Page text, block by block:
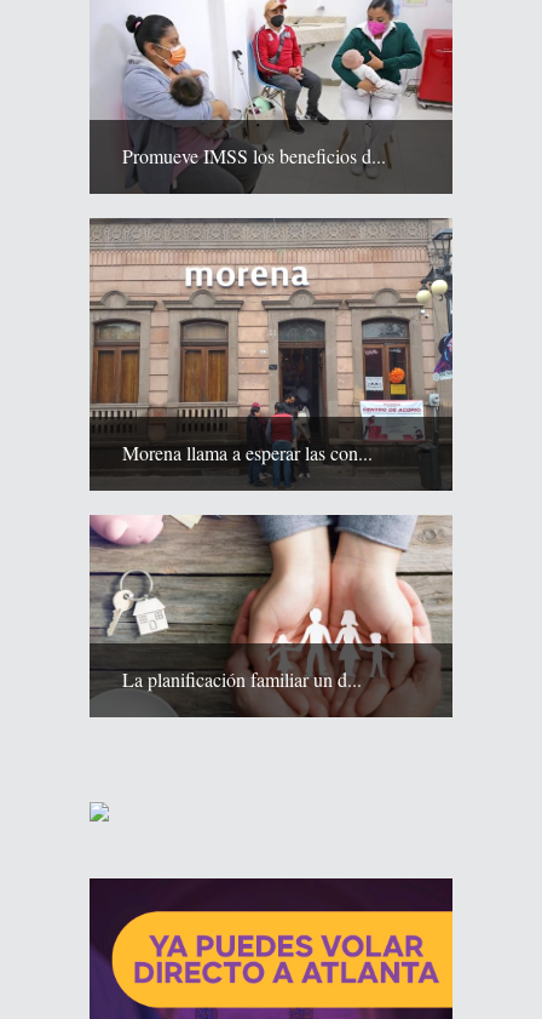
Promueve IMSS los beneficios d...
Morena llama a esperar las con...
La planificación familiar un d...